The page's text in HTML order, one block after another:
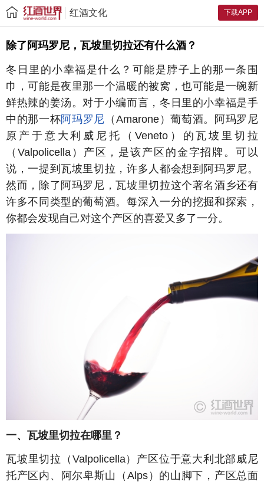
下载APP
红酒文化
除了阿玛罗尼，瓦坡里切拉还有什么酒？
冬日里的小幸福是什么？可能是脖子上的那一条围
巾，可能是夜里那一个温暖的被窝，也可能是一碗新
鲜热辣的姜汤。对于小编而言，冬日里的小幸福是手
中的那一杯阿玛罗尼 （Amarone）葡萄酒。阿玛罗尼
原产于意大利威尼托（Veneto）的瓦坡里切拉
（Valpolicella）产区，是该产区的金字招牌。可以
说，一提到瓦坡里切拉，许多人都会想到阿玛罗尼。
然而，除了阿玛罗尼，瓦坡里切拉这个著名酒乡还有
许多不同类型的葡萄酒。每深入一分的挖掘和探索，
你都会发现自己对这个产区的喜爱又多了一分。
一、瓦坡里切拉在哪里？
瓦坡里切拉（Valpolicella）产区位于意大利北部威尼
托产区内、阿尔卑斯山（Alps）的山脚下，产区总面